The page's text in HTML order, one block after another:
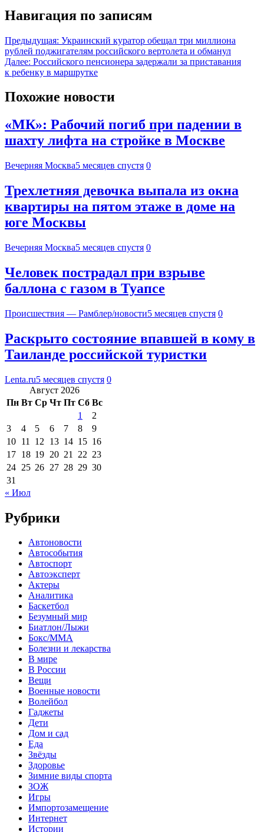
Навигация по записям
Предыдущая: Украинский куратор обещал три миллиона
рублей поджигателям российского вертолета и обманул
Далее: Российского пенсионера задержали за приставания
к ребенку в маршрутке
Похожие новости
«МК»: Рабочий погиб при падении в
шахту лифта на стройке в Москве
Вечерняя Москва5 месяцев спустя 0
Трехлетняя девочка выпала из окна
квартиры на пятом этаже в доме на
юге Москвы
Вечерняя Москва5 месяцев спустя 0
Человек пострадал при взрыве
баллона с газом в Туапсе
Происшествия — Рамблер/новости5 месяцев спустя 0
Раскрыто состояние впавшей в кому в
Таиланде российской туристки
Lenta.ru5 месяцев спустя 0
Август 2026
Пн Вт Ср Чт Пт Сб Вс
1
2
3
4 5 6 7 8
9
10 11 12 13 14 15 16
17 18 19 20 21 22 23
24 25 26 27 28 29 30
31
« Июл
Рубрики
Автоновости
Автособытия
Автоспорт
Автоэксперт
Актеры
Аналитика
Баскетбол
Безумный мир
Биатлон/Лыжи
Бокс/MMA
Болезни и лекарства
В мире
В России
Вещи
Военные новости
Волейбол
Гаджеты
Дети
Дом и сад
Еда
Звёзды
Здоровье
Зимние виды спорта
ЗОЖ
Игры
Импортозамещение
Интернет
Истории